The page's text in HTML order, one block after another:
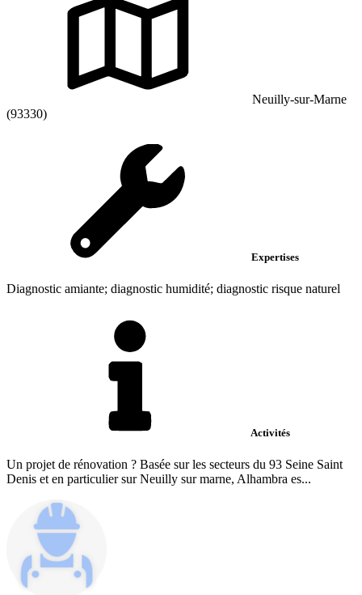
Neuilly-sur-Marne
(93330)
Expertises
Diagnostic amiante; diagnostic humidité; diagnostic risque naturel
Activités
Un projet de rénovation ? Basée sur les secteurs du 93 Seine Saint
Denis et en particulier sur Neuilly sur marne, Alhambra es...